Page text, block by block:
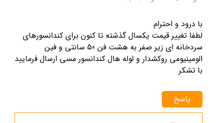
با درود و احترام
لطفا تغییر قیمت یکسال گذشته تا کنون برای کندانسورهای
سردخانه ای زیر صفر به هشت فن 50 سانتی و فین
الومینیومی روکشدار و لوله هال کندانسور مسی ارسال فرمایید
با تشکر
پاسخ